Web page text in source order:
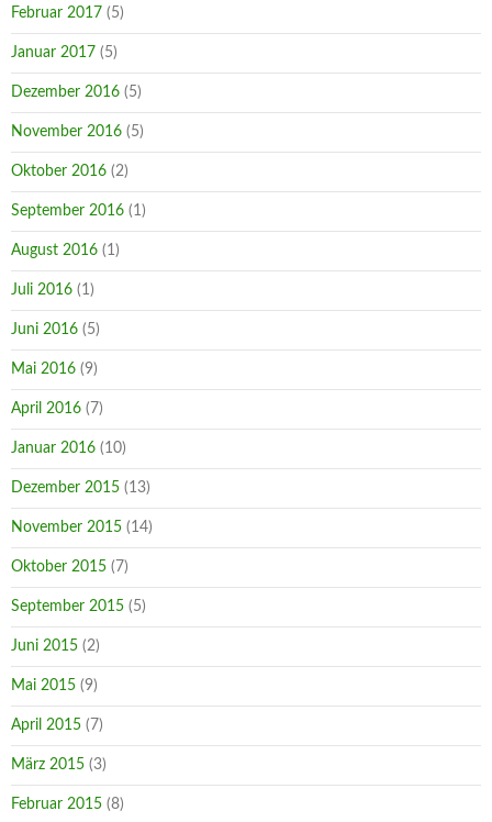
Februar 2017 (5)
Januar 2017 (5)
Dezember 2016 (5)
November 2016 (5)
Oktober 2016 (2)
September 2016 (1)
August 2016 (1)
Juli 2016 (1)
Juni 2016 (5)
Mai 2016 (9)
April 2016 (7)
Januar 2016 (10)
Dezember 2015 (13)
November 2015 (14)
Oktober 2015 (7)
September 2015 (5)
Juni 2015 (2)
Mai 2015 (9)
April 2015 (7)
März 2015 (3)
Februar 2015 (8)